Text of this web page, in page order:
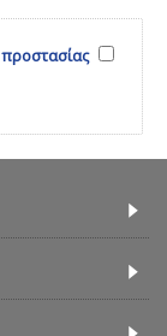
προστασίας